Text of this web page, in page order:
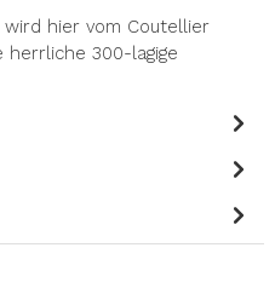
hier vom Coutellier
herrliche 300-lagige